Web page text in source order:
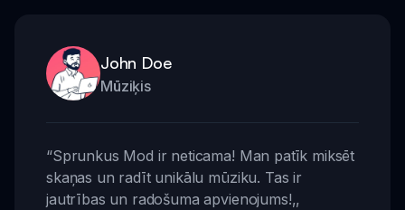
John Doe
Mūziķis
“Sprunkus Mod ir neticama! Man patīk miksēt
skaņas un radīt unikālu mūziku. Tas ir
jautrības un radošuma apvienojums!,,